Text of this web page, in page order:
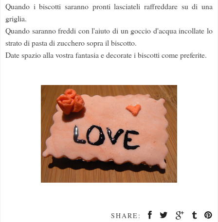
Quando i biscotti saranno pronti lasciateli raffreddare su di una
griglia.
Quando saranno freddi con l'aiuto di un goccio d'acqua incollate lo
strato di pasta di zucchero sopra il biscotto.
Date spazio alla vostra fantasia e decorate i biscotti come preferite.
SHARE: